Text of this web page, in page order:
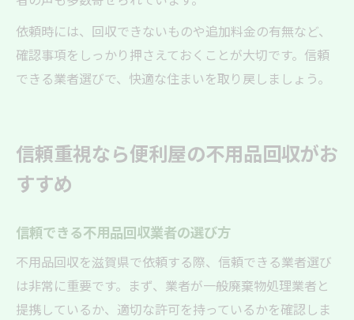
依頼時には、回収できないものや追加料金の有無など、
確認事項をしっかり押さえておくことが大切です。信頼
できる業者選びで、快適な住まいを取り戻しましょう。
信頼重視なら便利屋の不用品回収がお
すすめ
信頼できる不用品回収業者の選び方
不用品回収を滋賀県で依頼する際、信頼できる業者選び
は非常に重要です。まず、業者が一般廃棄物処理業者と
提携しているか、適切な許可を持っているかを確認しま